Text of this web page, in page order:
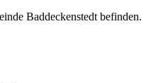
Baddeckenstedt befinden.